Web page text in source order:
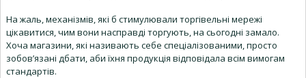
На жаль, механізмів, які б стимулювали торгівельні мережі
цікавитися, чим вони насправді торгують, на сьогодні замало.
Хоча магазини, які називають себе спеціалізованими, просто
зобов’язані дбати, аби їхня продукція відповідала всім вимогам
стандартів.